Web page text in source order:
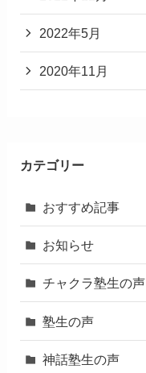
2022年5月
2020年11月
カテゴリー
おすすめ記事
お知らせ
チャクラ塾生の声
塾生の声
神話塾生の声